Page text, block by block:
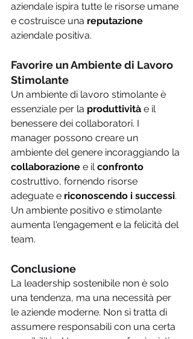
aziendale ispira tutte le risorse umane
e costruisce una reputazione
aziendale positiva.
Favorire un Ambiente di Lavoro
Stimolante
Un ambiente di lavoro stimolante è
essenziale per la produttività e il
benessere dei collaboratori. I
manager possono creare un
ambiente del genere incoraggiando la
collaborazione e il confronto
costruttivo, fornendo risorse
adeguate e riconoscendo i successi.
Un ambiente positivo e stimolante
aumenta l'engagement e la felicità del
team.
Conclusione
La leadership sostenibile non è solo
una tendenza, ma una necessità per
le aziende moderne. Non si tratta di
assumere responsabili con una certa